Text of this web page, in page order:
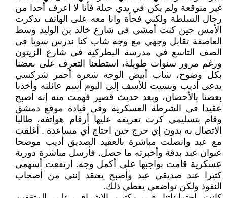
غير متوقعة ولم يكن في يدي حيلة فأنا لا اعرف أحدا من
رجال السلطة ولكني فجأة وانا معه على الهاتف تذكرت
الأمس حين كنت أمشي في شارع خالد بن الوليد وسط
العاصفة تقابل وجهي مع وجه شاب كنا ندرس سويا في
الصف التاسع في مدرسة البطركية في شارع الزيتون
ورغم مرور سنوات طويلة، استطعنا التعرف على بعضنا
بكل وضوح، شاب أبيض الوجه شعره أحمر شركسي
يدعى أديب ونسيت للأسف إلى اليوم أسم عائلته وأخذنا
بعضنا بالأحضان، وبعد حديث قصير فهمت منه إنه اصبح
عقيدا في الشرطة العسكرية وفي قيادة موقع دمشق
وقام بتسليمي كرت تعريفه عليها أرقام هواتفه، طالبا
الاتصال به بدون إي حرج حين احتاج أي مساعدة . أغلقت
مع عبد واتصلت مباشرة بالعقيد الصديق أديب موضحا
عنوان عبد بدقة وأخبرته ما حصل. فأرسل مباشرة دورية
عسكرية قامت بواجبها على أكمل وجه. ارتفعت أسهمي
كثيرا عند صديقي عبد وأصبح يعتقد إنني من أصحاب
النفوذ ولكن تواضعي يغطي ذلك.